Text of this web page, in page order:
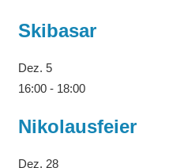
Skibasar
Dez. 5
16:00- 18:00
Nikolausfeier
Dez. 28